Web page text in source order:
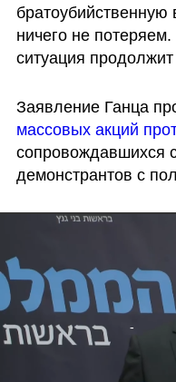
ничего не
ситуация продолжит
массовых акций
сопровождавшихся
демонстрантов с